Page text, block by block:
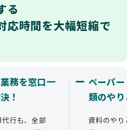
る
応時間を大幅短縮で
務を窓口一
！
行も、全部
ー ペーパー
類のやり
資料のやり